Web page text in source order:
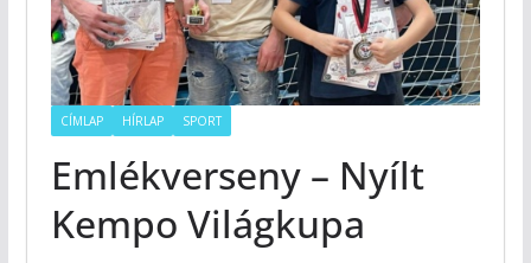
CÍMLAP HÍRLAP SPORT
Emlékverseny – Nyílt
Kempo Világkupa